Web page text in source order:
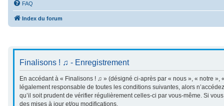
FAQ
Index du forum
Finalisons ! ♫ - Enregistrement
En accédant à « Finalisons ! ♫ » (désigné ci-après par « nous », « notre »,
légalement responsable de toutes les conditions suivantes, alors
qu’il soit prudent de vérifier régulièrement celles-ci par vous-même. Si
des mises à jour et/ou modifications.